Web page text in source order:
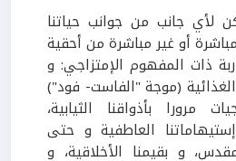
لأي جانب من جوانب حياتنا
أو غير مباشرة من أحقية
ذات المفهوم الإمتزاجي: و
(موجة "الفاست- فود")
مرورا بأذواقنا الثيابية،
العاطفية و حتى
و بقيمنا الأخلاقية، و